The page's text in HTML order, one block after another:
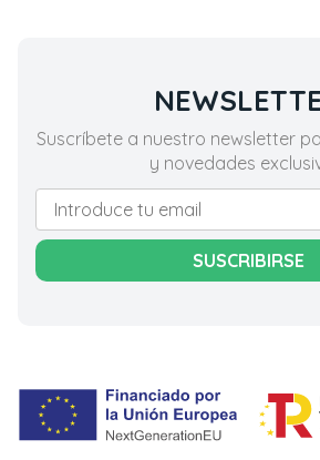
Suscríbete a nuestro newsletter
y novedades
SUSCRIBIRSE